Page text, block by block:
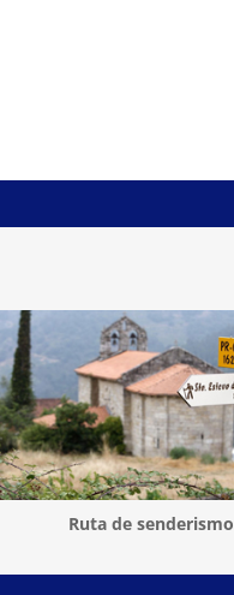
Ruta de senderismo